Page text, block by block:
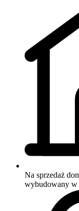
Na sprzedaż
wybudowany w